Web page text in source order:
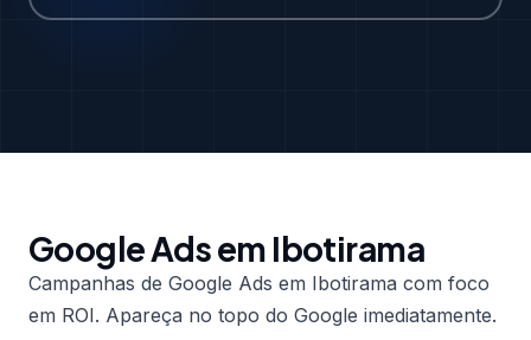
Google Ads em Ibotirama
Campanhas de Google Ads em Ibotirama com foco
em ROI. Apareça no topo do Google imediatamente.